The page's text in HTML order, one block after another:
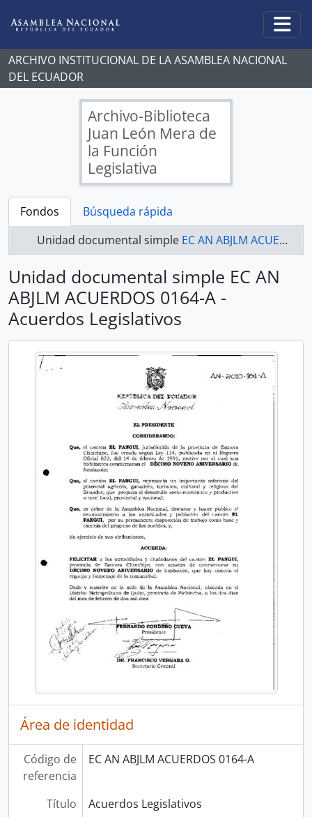
ARCHIVO INSTITUCIONAL DE LA ASAMBLEA NACIONAL
DEL ECUADOR
Archivo-Biblioteca
Juan León Mera de
la Función
Legislativa
Fondos
Búsqueda rápida
Unidad documental simple EC AN ABJLM ACUERDOS 0164-A - Acuerdos Legislativos
Unidad documental simple EC AN
ABJLM ACUERDOS 0164-A -
Acuerdos Legislativos
Área de identidad
Código de
referencia
EC AN ABJLM ACUERDOS 0164-A
Título
Acuerdos Legislativos